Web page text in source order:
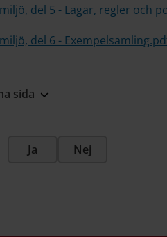
del 5 - Lagar, regler och
del 6 -
sida
Ja Nej